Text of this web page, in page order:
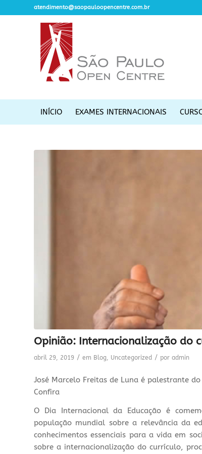
atendimento@saopauloopencentre.com.br
INÍCIO EXAMES INTERNACIONAIS
Opinião: Internacionalização do
abril 29, 2019 / em Blog Uncategorized / por admin
José Marcelo Freitas de Luna é palestrante
Confira
O Dia Internacional da Educação é
população mundial sobre a relevância da
conhecimentos essenciais para a vida em
sobre a internacionalização do currículo,